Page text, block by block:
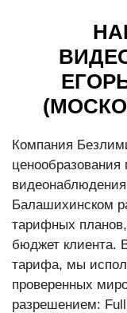
Компания
ценообразования
Балашихинском
тарифных
бюджет клиента.
тарифа, мы
проверенных
разрешением: